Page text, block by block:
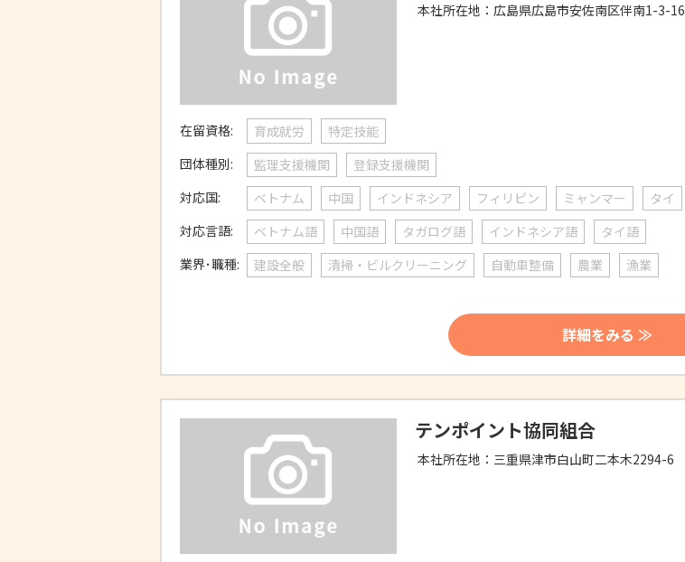
本社所在地： 広島県広島市安佐南区伴南1-3-16
在留資格: 育成就労
特定技能
団体種別:
監理支援機関
登録支援機関
対応国:
ベトナム 中国 インドネシア フィリピン ミャンマー タイ
対応言語:
ベトナム語 中国語 タガログ語 インドネシア語
タイ語
業界･職種:
建設全般 清掃・ビルクリーニング 自動車整備 農業 漁業
詳細をみる ≫
テンポイント協同組合
本社所在地： 三重県津市白山町二本木2294-6